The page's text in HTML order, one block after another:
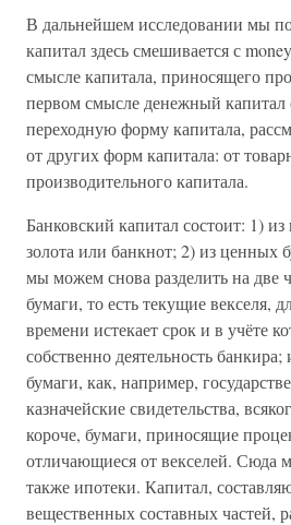
В дальнейшем исследовании мы
капитал здесь смешивается с
смысле капитала, приносящего
первом смысле денежный капитал
переходную форму капитала,
от других форм капитала: от
производительного капитала.
Банковский капитал состоит: 1)
золота или банкнот; 2) из ценных
мы можем снова разделить на две
бумаги, то есть текущие векселя,
времени истекает срок и в учёте
собственно деятельность
бумаги, как, например,
казначейские свидетельства,
короче, бумаги, приносящие
отличающиеся от векселей. Сюда
также ипотеки. Капитал,
вещественных составных частей,